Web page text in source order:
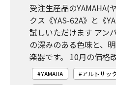
受注生産品のYAMAHA(
クス《YAS-62A》と《
試しいただけます アン
の深みのある色味と、
楽器です。 10月の価
YAMAHA アルトサッ